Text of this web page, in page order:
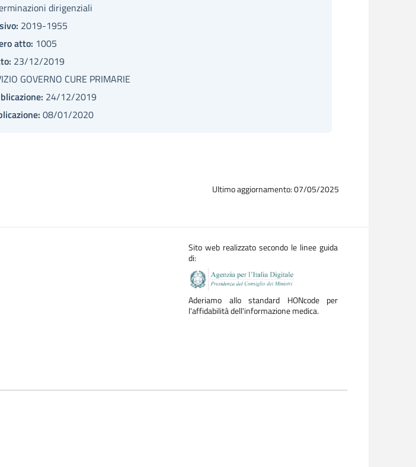
dirigenziali
2019-1955
atto: 1005
23/12/2019
GOVERNO CURE PRIMARIE
24/12/2019
08/01/2020
Ultimo aggiornamento: 07/05/2025
Sito web realizzato secondo le linee guida
di:
Aderiamo allo standard HONcode per
l'affidabilità dell'informazione medica.